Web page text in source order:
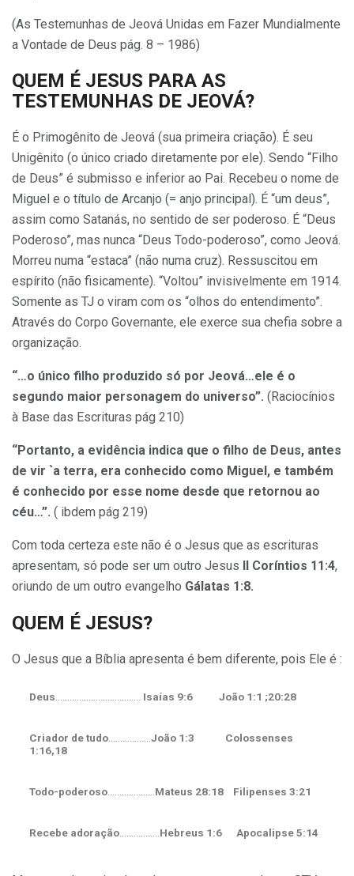
(As Testemunhas de Jeová Unidas em Fazer Mundialmente
a Vontade de Deus pág. 8 – 1986)
QUEM É JESUS PARA AS
TESTEMUNHAS DE JEOVÁ?
É o Primogênito de Jeová (sua primeira criação). É seu
Unigênito (o único criado diretamente por ele). Sendo “Filho
de Deus” é submisso e inferior ao Pai. Recebeu o nome de
Miguel e o título de Arcanjo (= anjo principal). É “um deus”,
assim como Satanás, no sentido de ser poderoso. É “Deus
Poderoso”, mas nunca “Deus Todo-poderoso”, como Jeová.
Morreu numa “estaca” (não numa cruz). Ressuscitou em
espírito (não fisicamente). “Voltou” invisivelmente em 1914.
Somente as TJ o viram com os “olhos do entendimento”.
Através do Corpo Governante, ele exerce sua chefia sobre a
organização.
“…o único filho produzido só por Jeová…ele é o
segundo maior personagem do universo”. (Raciocínios
à Base das Escrituras pág 210)
“Portanto, a evidência indica que o filho de Deus, antes
de vir `a terra, era conhecido como Miguel, e também
é conhecido por esse nome desde que retornou ao
céu…”. ( ibdem pág 219)
Com toda certeza este não é o Jesus que as escrituras
apresentam, só pode ser um outro Jesus
II Coríntios 11:4,
oriundo de um outro evangelho Gálatas 1:8.
QUEM É JESUS?
O Jesus que a Bíblia apresenta é bem diferente, pois Ele é :
Deus Isaías 9:6 João 1:1 ;20:28
Criador de tudo
João 1:3 Colossenses
1:16,18
Todo-poderoso Mateus 28:18 Filipenses 3:21
Recebe adoração Hebreus 1:6 Apocalipse 5:14